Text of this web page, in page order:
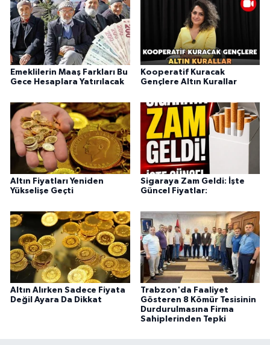
Emeklilerin Maaş Farkları Bu
Gece Hesaplara Yatırılacak
Kooperatif Kuracak
Gençlere Altın Kurallar
Altın Fiyatları Yeniden
Yükselişe Geçti
Sigaraya Zam Geldi: İşte
Güncel Fiyatlar:
Altın Alırken Sadece Fiyata
Değil Ayara Da Dikkat
Trabzon'da Faaliyet
Gösteren 8 Kömür Tesisinin
Durdurulmasına Firma
Sahiplerinden Tepki